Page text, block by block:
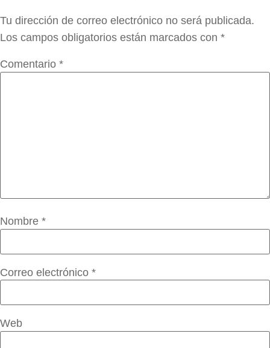
Tu dirección de correo electrónico no será publicada.
Los campos obligatorios están marcados con *
Comentario *
Nombre *
Correo electrónico *
Web